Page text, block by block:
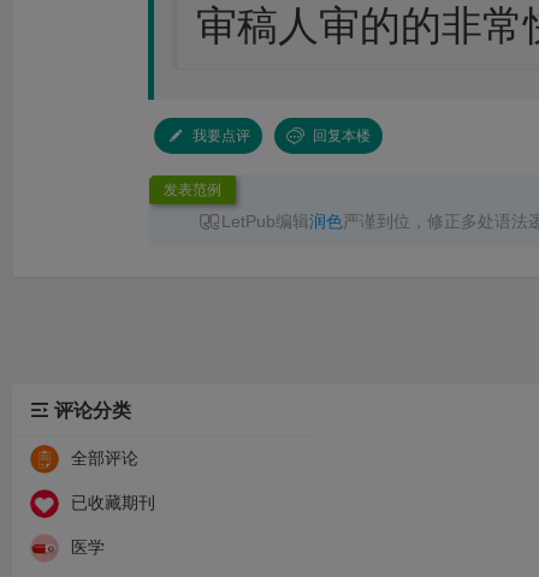
审稿人审的的非
我要点评 回复本楼
发表范例
LetPub编辑润色严谨到位，修正多处语法
评论分类
全部评论
已收藏期刊
医学